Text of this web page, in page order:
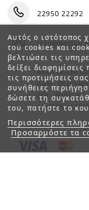
Αυτός ο ιστότοπος
του cookies και
βελτιώσει τις
δείξει διαφημίσεις
τις προτιμήσεις
συνήθειες
δώσετε τη
του, πατήστε το
Περισσότερες
Προσαρμόστε τα
22950 22292
ΑΦΟΙ
ΑΦΜ :
ΔΟΥ : ΚΗΦΙΣΙΑΣ
ΑΡ. ΓΕΜΗ: